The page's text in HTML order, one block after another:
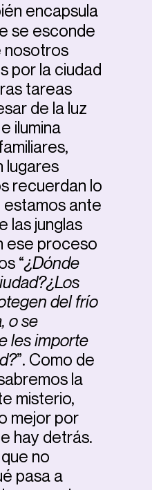
encapsula
se esconde
nosotros
por la ciudad
tareas
de la luz
ilumina
lugares
recuerdan lo
ante
las junglas
ese proceso
“¿Dónde
del frío
o se
les importe
”. Como de
la
misterio,
mejor por
hay detrás.
no
pasa a